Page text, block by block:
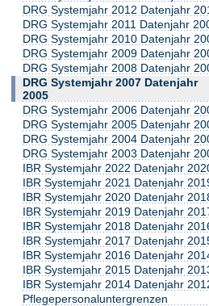
DRG Systemjahr 2012 Datenjahr
DRG Systemjahr 2011 Datenjahr
DRG Systemjahr 2010 Datenjahr
DRG Systemjahr 2009 Datenjahr
DRG Systemjahr 2008 Datenjahr
DRG Systemjahr 2007 Datenjahr
2005
DRG Systemjahr 2006 Datenjahr
DRG Systemjahr 2005 Datenjahr
DRG Systemjahr 2004 Datenjahr
DRG Systemjahr 2003 Datenjahr
IBR Systemjahr 2022 Datenjahr
IBR Systemjahr 2021 Datenjahr
IBR Systemjahr 2020 Datenjahr
IBR Systemjahr 2019 Datenjahr
IBR Systemjahr 2018 Datenjahr
IBR Systemjahr 2017 Datenjahr
IBR Systemjahr 2016 Datenjahr
IBR Systemjahr 2015 Datenjahr
IBR Systemjahr 2014 Datenjahr
Pflegepersonaluntergrenzen